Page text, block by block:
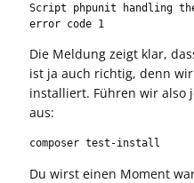
Script phpunit handling
error code 1
Die Meldung zeigt klar,
ist ja auch richtig, denn
installiert. Führen wir also
aus:
composer test-install
Du wirst einen Moment